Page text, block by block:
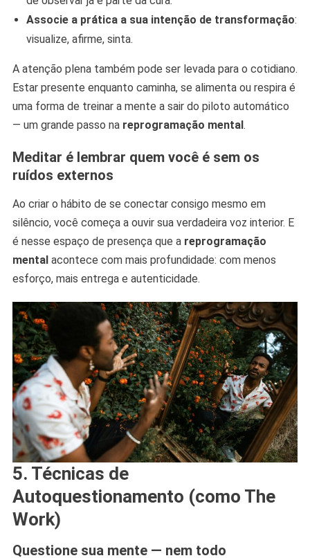
Associe a prática a sua intenção de transformação:
visualize, afirme, sinta.
A atenção plena também pode ser levada para o cotidiano.
Estar presente enquanto caminha, se alimenta ou respira é
uma forma de treinar a mente a sair do piloto automático
— um grande passo na reprogramação mental.
Meditar é lembrar quem você é sem os
ruídos externos
Ao criar o hábito de se conectar consigo mesmo em
silêncio, você começa a ouvir sua verdadeira voz interior. E
é nesse espaço de presença que a reprogramação
mentalacontece com mais profundidade: com menos
esforço, mais entrega e autenticidade.
5. Técnicas de
Autoquestionamento (como The
Work)
Questione sua mente — nem todo